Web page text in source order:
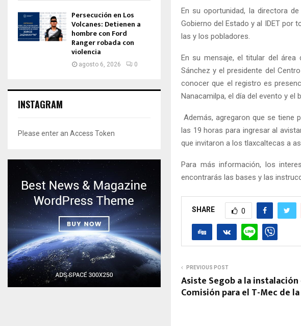
En su oportunidad, la directora
Gobierno del Estado y al IDET por
las y los pobladores.
En su mensaje, el titular del área
Sánchez y el presidente del
conocer que el registro es
Nanacamilpa, el día del evento y el
Además, agregaron que se tiene
las 19 horas para ingresar al
que invitaron a los tlaxcaltecas a
Para más información, los
encontrarás las bases y las
SHARE 0
PREVIOUS POST
Asiste Segob a la
Comisión para el T-Mec de
Persecución en Los
Volcanes: Detienen a
hombre con Ford
Ranger robada con
violencia
agosto 6, 2026 0
INSTAGRAM
Please enter an Access Token